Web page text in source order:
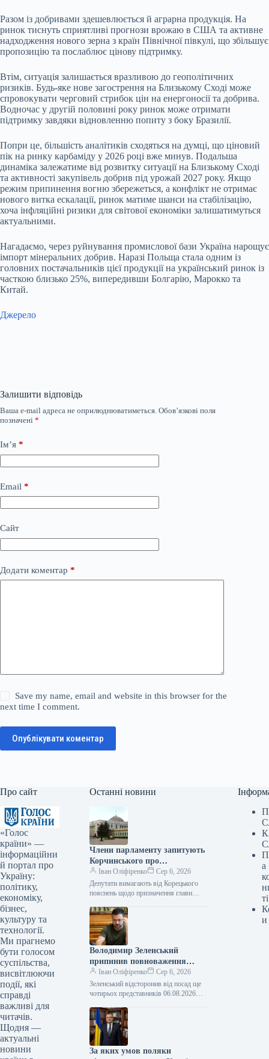
Разом із добривами здешевлюється й аграрна продукція. На
ринок тиснуть сприятливі прогнози врожаю в США та активне
надходження нового зерна з країн Північної півкулі, що збільшує
пропозицію та послаблює цінову підтримку.
Втім, ситуація залишається вразливою до геополітичних
ризиків. Будь-яке нове загострення на Близькому Сході може
спровокувати черговий стрибок цін на енергоносії та добрива.
Водночас у другій половині року ринок може отримати
підтримку завдяки відновленню попиту з боку Бразилії.
Попри це, більшість аналітиків сходяться на думці, що ціновий
пік на ринку карбаміду у 2026 році вже минув. Подальша
динаміка залежатиме від розвитку ситуації на Близькому Сході
та активності закупівель добрив під урожай 2027 року. Якщо
режим припинення вогню збережеться, а конфлікт не отримає
нового витка ескалації, ринок матиме шанси на стабілізацію,
хоча інфляційні ризики для світової економіки залишатимуться
актуальними.
Нагадаємо, через руйнування промислової бази Україна нарощує
імпорт мінеральних добрив. Наразі Польща стала одним із
головних постачальників цієї продукції на український ринок із
часткою близько 25%, випередивши Болгарію, Марокко та
Китай.
Джерело
Залишити відповідь
Ваша e-mail адреса не оприлюднюватиметься. Обов’язкові поля
позначені *
Ім’я *
Email *
Сайт
Додати коментар *
Save my name, email and website in this browser for the
next time I comment.
Опублікувати коментар
Про сайт
«Голос
країни» —
інформаційни
й портал про
Україну:
політику,
економіку,
бізнес,
культуру та
технології.
Ми прагнемо
бути голосом
суспільства,
висвітлюючи
події, які
справді
важливі для
читачів.
Щодня —
актуальні
новини
Останні новини
Члени парламенту запитують
Корчинського про
призначення міністра
цифрової трансформації без
узгодження з комітетом
Іван Оліфіренко
Сер 6, 2026
Депутати вимагають від Корецького
пояснень щодо призначення глави
ВР 06.08.2026 17:02 Укрінформ Члени
комітету Верховної…
Володимир Зеленський
припинив повноваження
чотирьох послів.
Іван Оліфіренко
Сер 6, 2026
Зеленський відсторонив від посад ще
чотирьох представників 06.08.2026
Володимир Зеленський відправив у
відставку послів, які представляли…
За яких умов поляки
а
ті
и